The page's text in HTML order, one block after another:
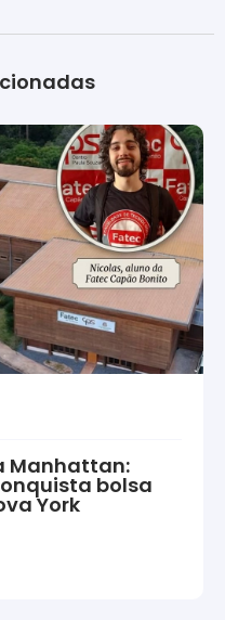
Manhattan:
bolsa
York